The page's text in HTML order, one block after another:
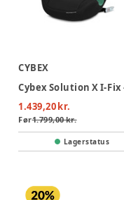
CYBEX
1.439,20 kr.
Før1.799,00 kr.
Lagerstatus